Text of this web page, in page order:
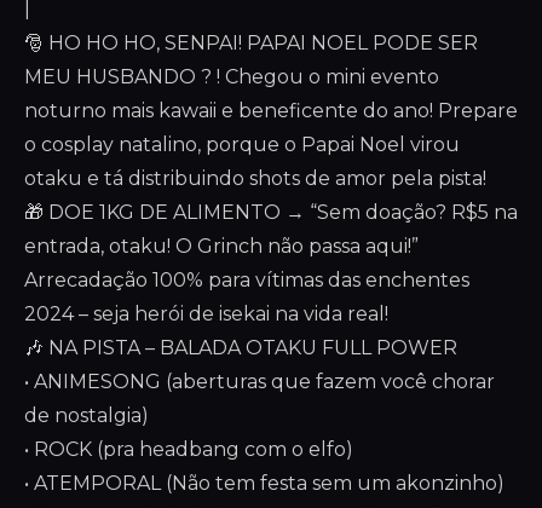
🎅 HO HO HO, SENPAI! PAPAI NOEL PODE SER
MEU HUSBANDO ? ! Chegou o mini evento
noturno mais kawaii e beneficente do ano! Prepare
o cosplay natalino, porque o Papai Noel virou
otaku e tá distribuindo shots de amor pela pista!
🎁 DOE 1KG DE ALIMENTO → “Sem doação? R$5 na
entrada, otaku! O Grinch não passa aqui!”
Arrecadação 100% para vítimas das enchentes
2024 – seja herói de isekai na vida real!
🎶 NA PISTA – BALADA OTAKU FULL POWER
• ANIMESONG (aberturas que fazem você chorar
de nostalgia)
• ROCK (pra headbang com o elfo)
• ATEMPORAL (Não tem festa sem um akonzinho)